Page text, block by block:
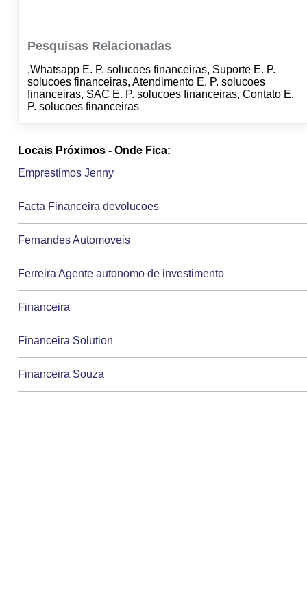
Pesquisas Relacionadas
,Whatsapp E. P. solucoes financeiras, Suporte E. P.
solucoes financeiras, Atendimento E. P. solucoes
financeiras, SAC E. P. solucoes financeiras, Contato E.
P. solucoes financeiras
Locais Próximos - Onde Fica:
Emprestimos Jenny
Facta Financeira devolucoes
Fernandes Automoveis
Ferreira Agente autonomo de investimento
Financeira
Financeira Solution
Financeira Souza